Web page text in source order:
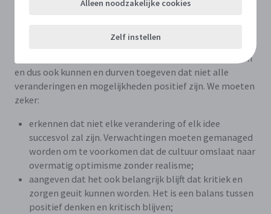
Alleen noodzakelijke cookies
Zelf instellen
en-cultuur, dan is het belangrijk dat we realistisch blijven
en dus ook kunnen en durven toegeven dat niet alle
veranderingen en mogelijkheden positief zijn. We moeten
zeker:
erkennen dat niet elke verandering of elk idee
succesvol zal zijn. Verwachtingen moeten gemanaged
worden om te voorkomen dat de cultuur omslaat naar
overmatig optimisme zonder realisme;
aangeven dat het ook belangrijk blijft dat kritiek en
zorgen geuit kunnen worden. Het is een balans tussen
positief denken en kritisch blijven;